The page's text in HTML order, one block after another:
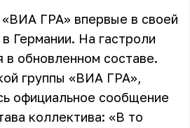
ГРА» впервые в своей
Германии. На гастроли
в обновленном составе.
группы «ВИА ГРА»,
официальное сообщение
коллектива: «В то